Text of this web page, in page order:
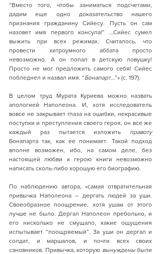
“Вместо того, чтобы заниматься подсчетами,
дадим еще одно доказательство нашего
признания гражданину Сийесу. Пусть он сам
назовет имя первого консула!” …Сийес сумел
выжить при всех режимах. Считалось, что
провести хитроумного аббата просто
невозможно. А он попал в детскую ловушку!
Просто не мог предложить самого себя! Сийес
побледнел и назвал имя. “Бонапарт…”» (с. 197).
В целом труд Мурата Куриева можно назвать
апологией Наполеона. И, хотя исследователь
вовсе не закрывает глаза на ошибки, некрасивые
поступки и преступления своего героя, он все же
каждый раз пытается изложить правоту
Бонапарта так, как ее понимает. Такой подход
вполне возможен, ибо, на самом деле, без
настоящей любви к герою книги невозможно
написать сколь-либо хорошую его биографию.
По наблюдению автора, «самая отвратительная
привычка Наполеона – дергать людей за уши.
Своеобразное поощрение, хотя ушам от этого
лучше не было. Дергал Наполеон пребольно, и
его нисколько не смущало, какие ощущения
испытывает “поощряемый”. За уши он дергал и
солдат, и маршалов, и почти всех своих
сановников. Привычка, которую вынуждены были